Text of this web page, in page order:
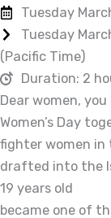
Tuesday
Tuesday
(Pacific Time)
Duration: 2
Dear women,
Women’s Day
fighter women in
drafted into the
19 years old
became one of